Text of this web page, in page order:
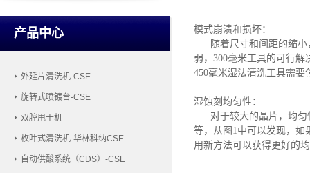
产品中心
外延片清洗机-CSE
旋转式喷镀台-CSE
双腔甩干机
枚叶式清洗机-华林科纳CSE
自动供酸系统（CDS）-CSE
模式崩溃和损坏：
随着尺寸和间距的缩
弱，300毫米工具的可行
450毫米湿法清洗工具需
湿蚀刻均匀性：
对于较大的晶片，均匀
等，从图1中可以发现，如
用新方法可以获得更好的